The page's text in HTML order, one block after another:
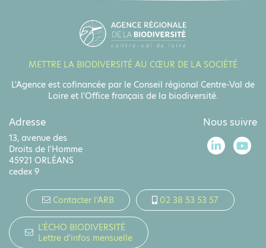
Adresse
13, avenue des
Droits de l'Homme
45921 ORLÉANS
cedex 9
Nous suivre
METTRE LA BIODIVERSITÉ AU CŒUR DE LA SOCIÉTÉ
L'Agence est cofinancée par le Conseil régional Centre-Val de
Loire et l'Office français de la biodiversité.
Contacter l'ARB 02 38 53 53 57
L'ÉCHO BIODIVERSITÉ
Lettre d'infos mensuelle